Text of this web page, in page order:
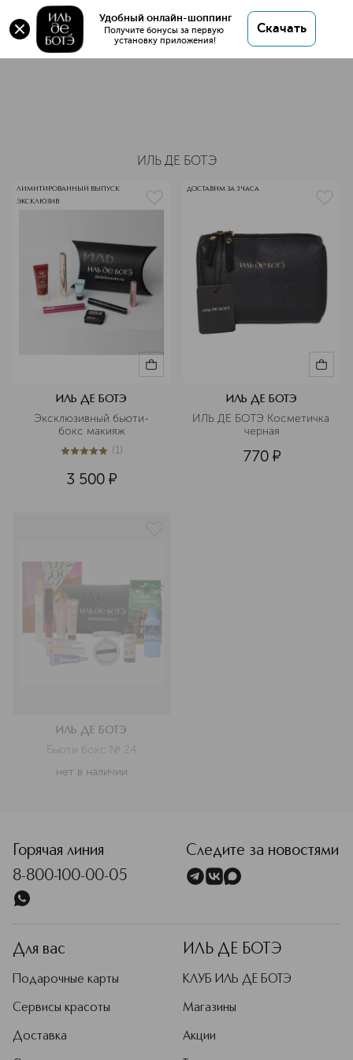
Удобный онлайн-шоппинг
Получите бонусы за первую
установку приложения!
Скачать
3 товара
Бренд ИЛЬ ДЕ БОТЭ
ИЛЬ ДЕ БОТЭ
ЛИМИТИРОВАННЫЙ ВЫПУСК
ЭКСКЛЮЗИВ
ИЛЬ ДЕ БОТЭ
Эксклюзивный бьюти-
бокс макияж
5из 51 (1)
3 500 ¤
ДОСТАВИМ ЗА 3 ЧАСА
ИЛЬ ДЕ БОТЭ
ИЛЬ ДЕ БОТЭ Косметичка
черная
770 ¤
ИЛЬ ДЕ БОТЭ
Бьюти бокс № 24
нет в наличии
Горячая линия
8-800-100-00-05
Следите за новостями
Для вас
Подарочные карты
Сервисы красоты
Доставка
ИЛЬ ДЕ БОТЭ
КЛУБ ИЛЬ ДЕ БОТЭ
Магазины
Акции